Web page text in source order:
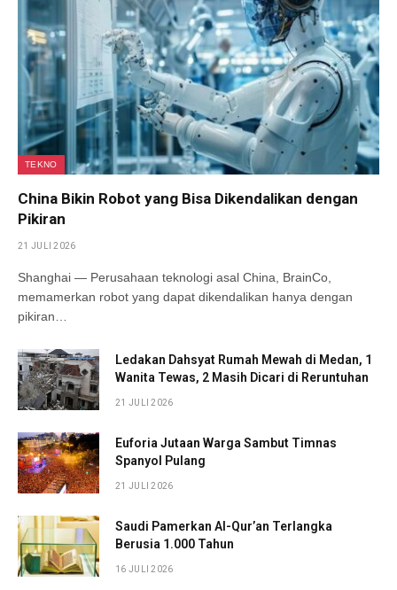
TEKNO
China Bikin Robot yang Bisa Dikendalikan dengan
Pikiran
21 JULI 2026
Shanghai — Perusahaan teknologi asal China, BrainCo,
memamerkan robot yang dapat dikendalikan hanya dengan
pikiran…
Ledakan Dahsyat Rumah Mewah di Medan, 1
Wanita Tewas, 2 Masih Dicari di Reruntuhan
21 JULI 2026
Euforia Jutaan Warga Sambut Timnas
Spanyol Pulang
21 JULI 2026
Saudi Pamerkan Al-Qur’an Terlangka
Berusia 1.000 Tahun
16 JULI 2026